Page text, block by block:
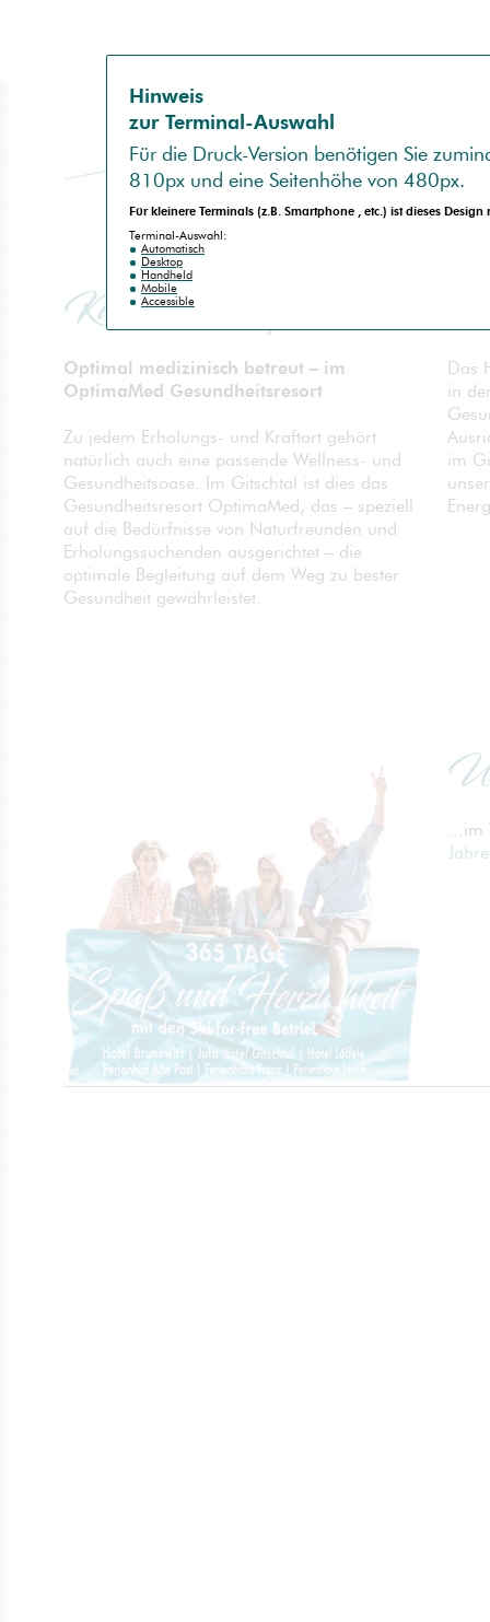
Kur und Therapie
Optimal medizinisch betreut – im
OptimaMed Gesundheitsresort
Zu jedem Erholungs- und Kraftort gehört
natürlich auch eine passende Wellness- und
Gesundheitsoase. Im Gitschtal ist dies das
Gesundheitsresort OptimaMed, das – speziell
auf die Bedürfnisse von Naturfreunden und
Erholungssuchenden ausgerichtet – die
optimale Begleitung auf dem Weg zu bester
Gesundheit gewährleistet.
Das
in
im
...im
Hinweis
zur Terminal-Auswahl
Für die Druck-Version benötigen Sie
810px und eine Seitenhöhe von 480px.
Für kleinere Terminals (z.B. Smartphone , etc.) ist dieses
Terminal-Auswahl:
Automatisch
Desktop
Handheld
Mobile
Accessible